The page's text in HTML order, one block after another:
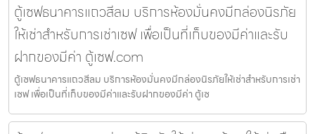
ตู้เซฟธนาคารแถวสีลม บริการห้องมั่นคงมีกล่องนิรภัย
ให้เช่าสำหรับการเช่าเซฟ เพื่อเป็นที่เก็บของมีค่าและรับ
ฝากของมีค่า ตู้เซฟ.com
ตู้เซฟธนาคารแถวสีลม บริการห้องมั่นคงมีกล่องนิรภัยให้เช่าสำหรับการเช่า
เซฟ เพื่อเป็นที่เก็บของมีค่าและรับฝากของมีค่า ตู้เซ